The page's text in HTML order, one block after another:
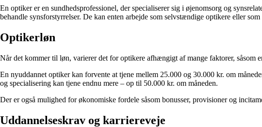
En optiker er en sundhedsprofessionel, der specialiserer sig i øjenomsorg og
behandle synsforstyrrelser. De kan enten arbejde som selvstændige optikere eller
Optikerløn
Når det kommer til løn, varierer det for optikere afhængigt af mange faktorer, såsom
En nyuddannet optiker kan forvente at tjene mellem 25.000 og 30.000 kr. om
og specialisering kan tjene endnu mere – op til 50.000 kr. om måneden.
Der er også mulighed for økonomiske fordele såsom bonusser, provisioner og
Uddannelseskrav og karriereveje